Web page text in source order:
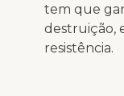
tem que
destruição,
resistência.